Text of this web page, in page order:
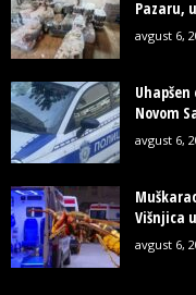
Pazaru,
avgust 6,
Novom
avgust 6,
Višnjica
avgust 6,